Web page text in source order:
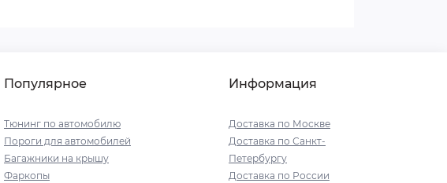
Популярное
Тюнинг по автомобилю
Пороги для автомобилей
Багажники на крышу
Фаркопы
Информация
Доставка по Москве
Доставка по Санкт-
Петербургу
Доставка по России